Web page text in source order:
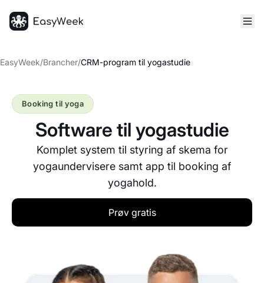
EasyWeek/Brancher/CRM-program til yogastudie
Software til yogastudie
Komplet system til styring af skema for
yogaundervisere samt app til booking af
yogahold.
Booking til yoga
Prøv gratis